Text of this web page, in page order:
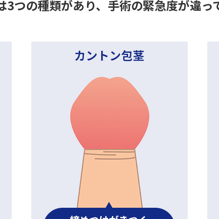
3つの種類があり、 手術の緊急度が違っ